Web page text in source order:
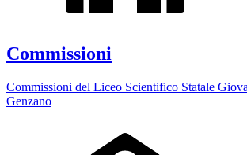
Commissioni
Commissioni del Liceo Scientifico Statale
Genzano